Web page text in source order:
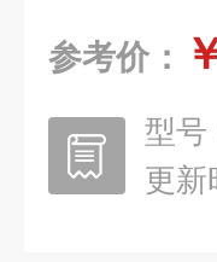
参考价：
型号
更新